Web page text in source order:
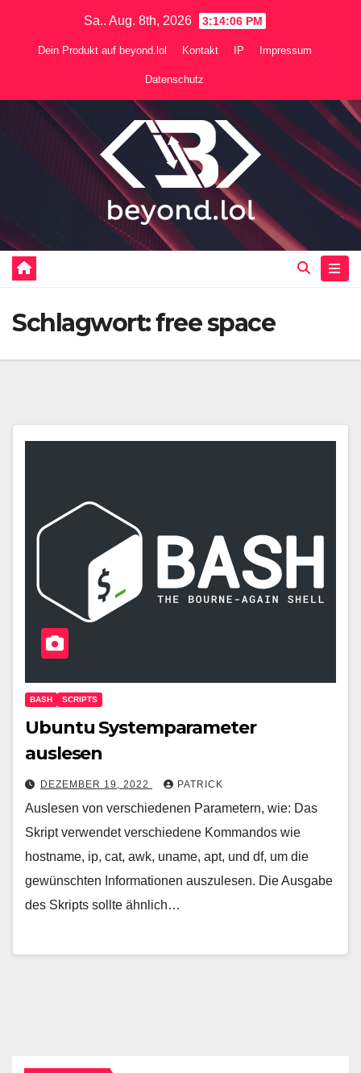
Sa.. Aug. 8th, 2026 3:14:07 PM
Dein Produkt auf beyond.lol Kontakt IP Impressum
Datenschutz
Schlagwort:free space
BASH SCRIPTS
Ubuntu Systemparameter
auslesen
DEZEMBER 19, 2022 PATRICK
Auslesen von verschiedenen Parametern, wie: Das
Skript verwendet verschiedene Kommandos wie
hostname, ip, cat, awk, uname, apt, und df, um die
gewünschten Informationen auszulesen. Die Ausgabe
des Skripts sollte ähnlich…